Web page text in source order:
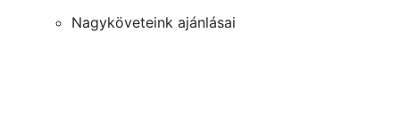
Nagyköveteink ajánlásai